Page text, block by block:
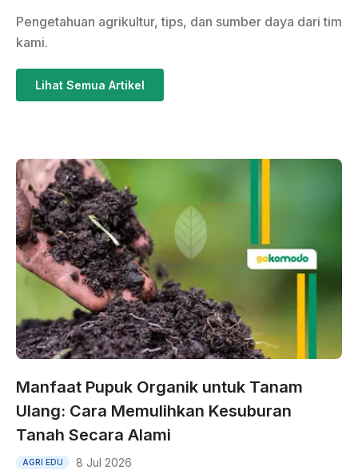
Pengetahuan agrikultur, tips, dan sumber daya dari tim
kami.
Lihat Semua Artikel
Manfaat Pupuk Organik untuk Tanam
Ulang: Cara Memulihkan Kesuburan
Tanah Secara Alami
AGRI EDU 8 Jul 2026